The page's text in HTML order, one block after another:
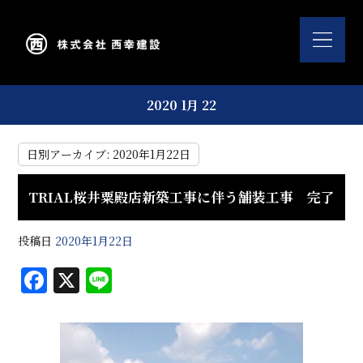
2020 1月 22
日別アーカイブ: 2020年1月22日
TRIAL桜井粟殿店新築工事に伴う舗装工事 完了
投稿日 2020年1月22日
F
a
c
X
e